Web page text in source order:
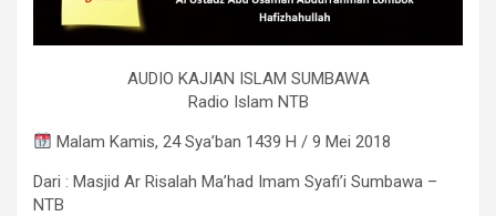
AUDIO KAJIAN ISLAM SUMBAWA
Radio Islam NTB
Malam Kamis, 24 Sya’ban 1439 H / 9 Mei 2018
Dari : Masjid Ar Risalah Ma’had Imam Syafi’i Sumbawa –
NTB